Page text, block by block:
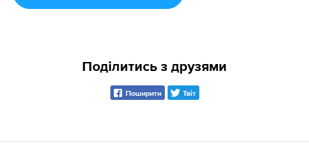
Поділитись з друзями
Поширити Твіт